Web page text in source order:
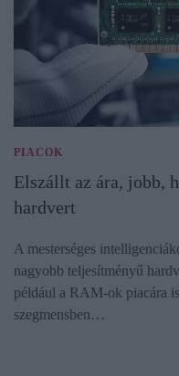
PIACOK
Elszállt az ára, jobb,
hardvert
A mesterséges
nagyobb teljesítményű
például a RAM-ok piacára
szegmensben…